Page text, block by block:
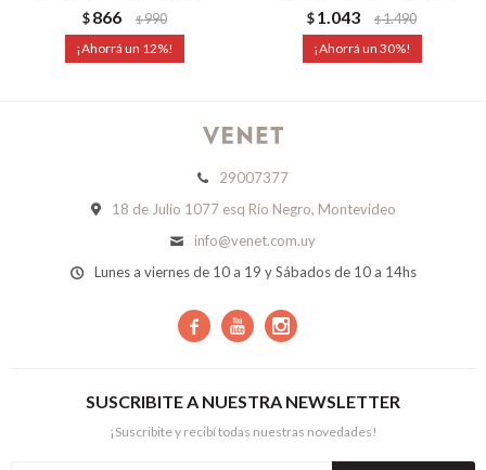
$ 866 $990
12
$1.043 $1.490
30
29007377
18 de Julio 1077 esq Río Negro, Montevideo
info@venet.com.uy
Lunes a viernes de 10 a 19 y Sábados de 10 a 14hs
  
SUSCRIBITE A NUESTRA NEWSLETTER
¡Suscribite y recibí todas nuestras novedades!